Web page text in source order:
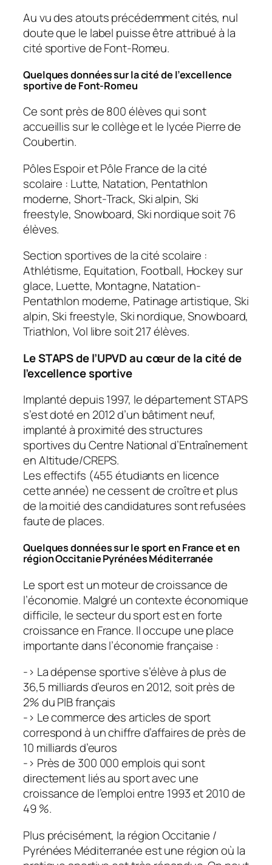
Au vu des atouts précédemment cités, nul
doute que le label puisse être attribué à la
cité sportive de Font-Romeu.
Quelques données sur la cité de l’excellence
sportive de Font-Romeu
Ce sont près de 800 élèves qui sont
accueillis sur le collège et le lycée Pierre de
Coubertin.
Pôles Espoir et Pôle France de la cité
scolaire : Lutte, Natation, Pentathlon
moderne, Short-Track, Ski alpin, Ski
freestyle, Snowboard, Ski nordique soit 76
élèves.
Section sportives de la cité scolaire :
Athlétisme, Equitation, Football, Hockey sur
glace, Luette, Montagne, Natation-
Pentathlon moderne, Patinage artistique, Ski
alpin, Ski freestyle, Ski nordique, Snowboard,
Triathlon, Vol libre soit 217 élèves.
Le STAPS de l’UPVD au cœur de la cité de
l’excellence sportive
Implanté depuis 1997, le département STAPS
s’est doté en 2012 d’un bâtiment neuf,
implanté à proximité des structures
sportives du Centre National d’Entraînement
en Altitude/CREPS.
Les effectifs (455 étudiants en licence
cette année) ne cessent de croître et plus
de la moitié des candidatures sont refusées
faute de places.
Quelques données sur le sport en France et en
région Occitanie Pyrénées Méditerranée
Le sport est un moteur de croissance de
l’économie. Malgré un contexte économique
difficile, le secteur du sport est en forte
croissance en France. Il occupe une place
importante dans l’économie française :
-> La dépense sportive s’élève à plus de
36,5 milliards d’euros en 2012, soit près de
2% du PIB français
-> Le commerce des articles de sport
correspond à un chiffre d’affaires de près de
10 milliards d’euros
-> Près de 300 000 emplois qui sont
directement liés au sport avec une
croissance de l’emploi entre 1993 et 2010 de
49 %.
Plus précisément, la région Occitanie /
Pyrénées Méditerranée est une région où la